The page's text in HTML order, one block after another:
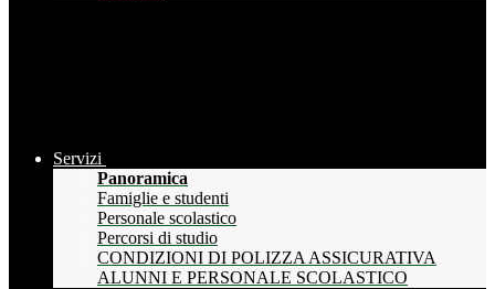
Servizi
Panoramica
Famiglie e studenti
Personale scolastico
Percorsi di studio
CONDIZIONI DI POLIZZA ASSICURATIVA
ALUNNI E PERSONALE SCOLASTICO